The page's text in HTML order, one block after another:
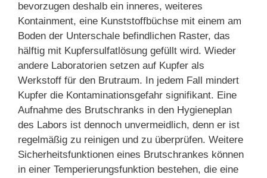
bevorzugen deshalb ein inneres, weiteres
Kontainment, eine Kunststoffbüchse mit einem am
Boden der Unterschale befindlichen Raster, das
hälftig mit Kupfersulfatlösung gefüllt wird. Wieder
andere Laboratorien setzen auf Kupfer als
Werkstoff für den Brutraum. In jedem Fall mindert
Kupfer die Kontaminationsgefahr signifikant. Eine
Aufnahme des Brutschranks in den Hygieneplan
des Labors ist dennoch unvermeidlich, denn er ist
regelmäßig zu reinigen und zu überprüfen. Weitere
Sicherheitsfunktionen eines Brutschrankes können
in einer Temperierungsfunktion bestehen, die eine